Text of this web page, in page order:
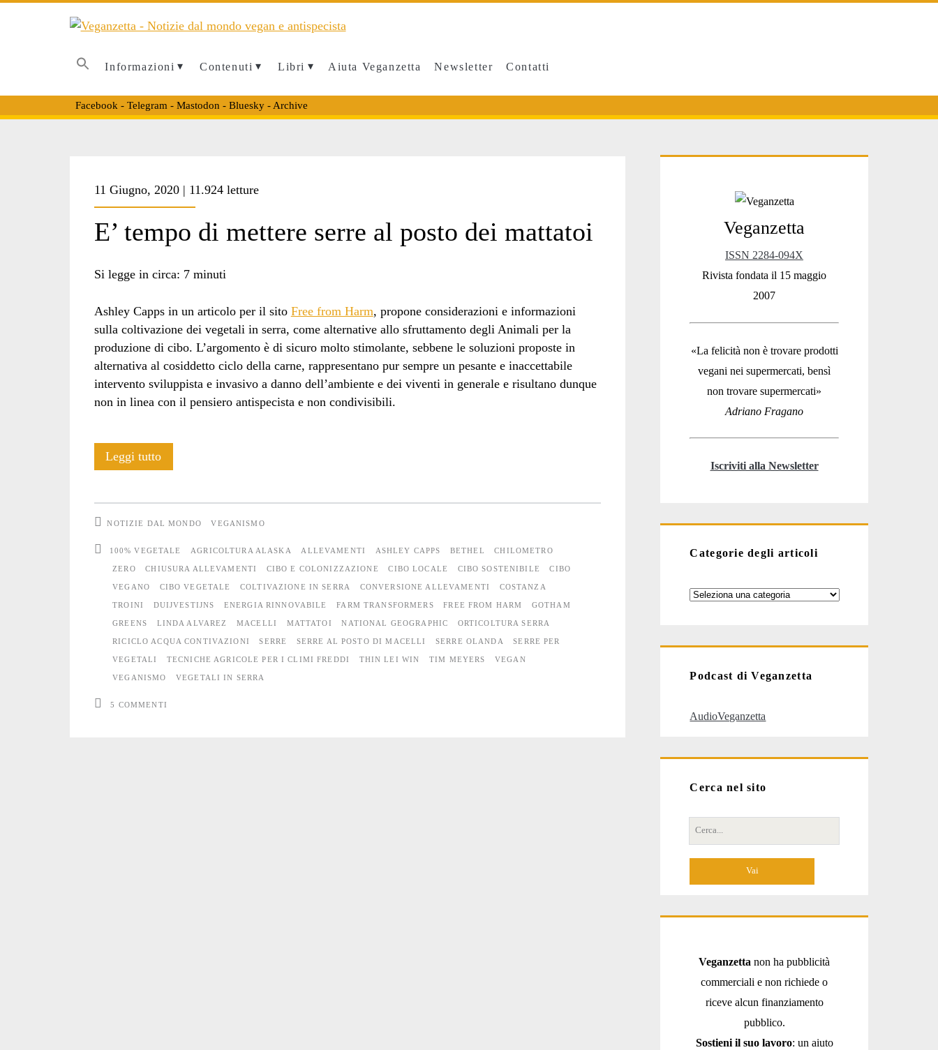
Informazioni Contenuti Libri Aiuta Veganzetta Newsletter Contatti
Facebook - Telegram - Mastodon - Bluesky- Archive
<span>energia
rinnovabile</span>
11 Giugno, 2020 | 11.924 letture
E’ tempo di mettere serre al posto dei mattatoi
Si legge in circa: 7 minuti
Ashley Capps in un articolo per il sito Free from Harm, propone considerazioni e informazioni
sulla coltivazione dei vegetali in serra, come alternative allo sfruttamento degli Animali per la
produzione di cibo. L’argomento è di sicuro molto stimolante, sebbene le soluzioni proposte in
alternativa al cosiddetto ciclo della carne, rappresentano pur sempre un pesante e inaccettabile
intervento sviluppista e invasivo a danno dell’ambiente e dei viventi in generale e risultano dunque
non in linea con il pensiero antispecista e non condivisibili.
Leggi tuttoE’
serre
al
posto
dei
mattatoi
NOTIZIE DAL MONDO VEGANISMO
100% VEGETALE AGRICOLTURA ALASKA ALLEVAMENTI ASHLEY CAPPS BETHEL CHILOMETRO
ZERO CHIUSURA ALLEVAMENTI CIBO E COLONIZZAZIONE CIBO LOCALE CIBO SOSTENIBILE CIBO
VEGANO CIBO VEGETALE COLTIVAZIONE IN SERRA CONVERSIONE ALLEVAMENTI COSTANZA
TROINI DUIJVESTIJNS ENERGIA RINNOVABILE FARM TRANSFORMERS FREE FROM HARM GOTHAM
GREENS LINDA ALVAREZ MACELLI MATTATOI NATIONAL GEOGRAPHIC ORTICOLTURA SERRA
RICICLO ACQUA CONTIVAZIONI SERRE SERRE AL POSTO DI MACELLI SERRE OLANDA SERRE PER
VEGETALI TECNICHE AGRICOLE PER I CLIMI FREDDI THIN LEI WIN TIM MEYERS VEGAN
VEGANISMO VEGETALI IN SERRA
5 COMMENTI
Primary
Sidebar
Veganzetta
ISSN 2284-094X
Rivista fondata il 15 maggio
2007
«La felicità non è trovare prodotti
vegani nei supermercati, bensì
non trovare supermercati»
Adriano Fragano
Iscriviti alla Newsletter
Categorie degli articoli
Categorie
Podcast di Veganzetta
AudioVeganzetta
Cerca nel sito
Cerca
per:
Veganzetta non ha pubblicità
commerciali e non richiede o
riceve alcun finanziamento
pubblico.
Sostieni il suo lavoro: un aiuto